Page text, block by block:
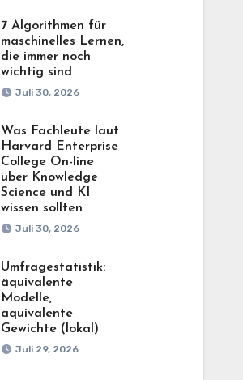
7 Algorithmen für
maschinelles Lernen,
die immer noch
wichtig sind
Juli 30, 2026
Was Fachleute laut
Harvard Enterprise
College On-line
über Knowledge
Science und KI
wissen sollten
Juli 30, 2026
Umfragestatistik:
äquivalente
Modelle,
äquivalente
Gewichte (lokal)
Juli 29, 2026